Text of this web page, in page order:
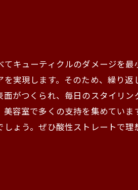
キューティクルのダメージを最
実現します。そのため、繰り返
がつくられ、毎日のスタイリン
容室で多くの支持を集めていま
ょう。ぜひ酸性ストレートで理